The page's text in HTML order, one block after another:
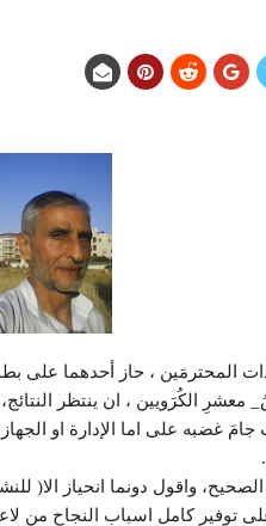
المحترمَين ، حاز أحدهما على
الكُرَويين ، ان ينتظر
غضبه على اما الإدارة او الجهاز
الصحيح، واقول دونما انحياز الا(
توفير كامل اسباب النجاح من